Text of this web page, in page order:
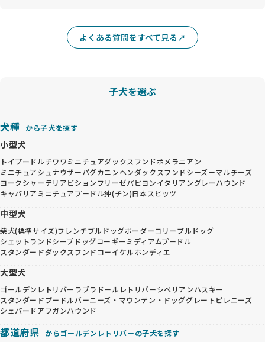
よくある質問をすべて見る
子犬を選ぶ
犬種 から子犬を探す
小型犬
トイプードルチワワミニチュアダックスフンドポメラニアン
ミニチュアシュナウザーパグカニンヘンダックスフンドシーズーマルチーズ
ヨークシャーテリアビションフリーゼパピヨンイタリアングレーハウンド
キャバリア ミニチュアプードル狆(チン)日本スピッツ
中型犬
柴犬(標準サイズ)フレンチブルドッグボーダーコリーブルドッグ
シェットランドシープドッグコーギーミディアムプードル
スタンダードダックスフンドコーイケルホンディエ
大型犬
ゴールデンレトリバー ラブラドールレトリバーシベリアンハスキー
スタンダードプードルバーニーズ・マウンテン・ドッググレートピレニーズ
シェパードアフガンハウンド
都道府県 からゴールデンレトリバーの子犬を探す